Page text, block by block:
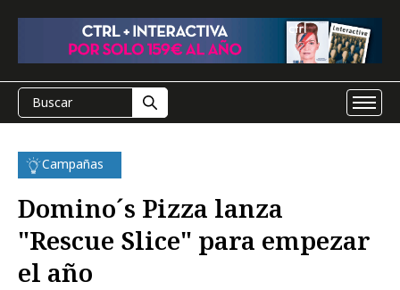
Campañas
Domino´s Pizza lanza
"Rescue Slice" para empezar
el año